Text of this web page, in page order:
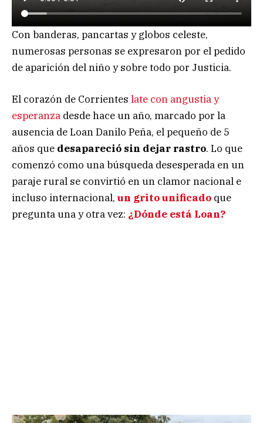
Con banderas, pancartas y globos celeste,
numerosas personas se expresaron por el pedido
de aparición del niño y sobre todo por Justicia.
El corazón de Corrientes late con angustia y
esperanza desde hace un año, marcado por la
ausencia de Loan Danilo Peña, el pequeño de 5
años que desapareció sin dejar rastro. Lo que
comenzó como una búsqueda desesperada en un
paraje rural se convirtió en un clamor nacional e
incluso internacional, un grito unificado que
pregunta una y otra vez: ¿Dónde está Loan?